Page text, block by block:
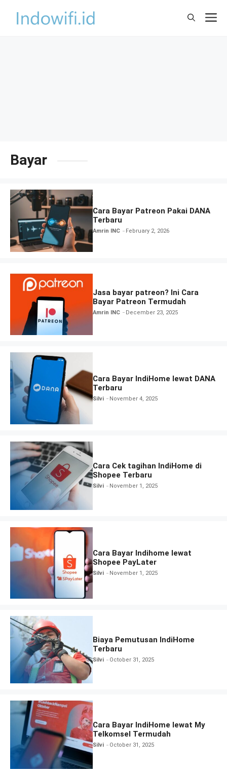
Bayar
Cara Bayar Patreon Pakai DANA
Terbaru
Amrin INC February 2, 2026
Jasa bayar patreon? Ini Cara
Bayar Patreon Termudah
Amrin INC December 23, 2025
Cara Bayar IndiHome lewat DANA
Terbaru
Silvi November 4, 2025
Cara Cek tagihan IndiHome di
Shopee Terbaru
Silvi November 1, 2025
Cara Bayar Indihome lewat
Shopee PayLater
Silvi November 1, 2025
Biaya Pemutusan IndiHome
Terbaru
Silvi October 31, 2025
Cara Bayar IndiHome lewat My
Telkomsel Termudah
Silvi October 31, 2025